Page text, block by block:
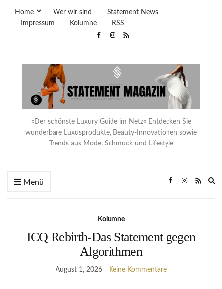
Home Wer wir sind
Statement News
Impressum
Kolumne RSS
«Der schönste Luxury Guide im Netz« Entdecken Sie
wunderbare Luxusprodukte, Beauty-Innovationen sowie
Trends aus Mode, Schmuck und Lifestyle
Menü
Kolumne
ICQ Rebirth-Das Statement gegen
Algorithmen
August 1, 2026 Keine Kommentare